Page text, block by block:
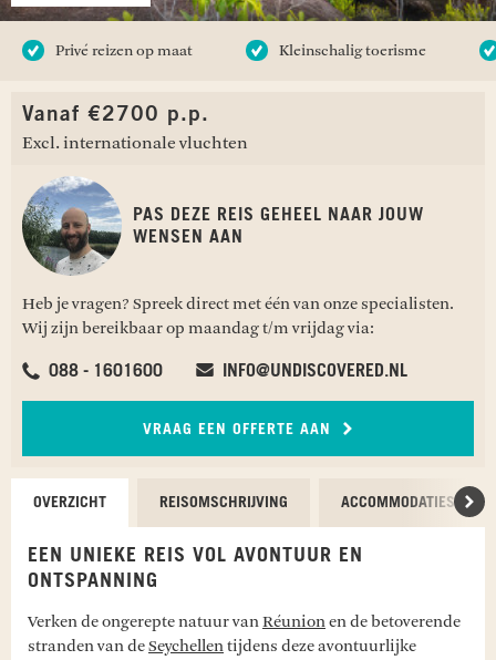
Privé reizen op maat Kleinschalig toerisme
Vanaf €2700 p.p.
Excl. internationale vluchten
PAS DEZE REIS GEHEEL NAAR JOUW
WENSEN AAN
Heb je vragen? Spreek direct met één van onze specialisten.
Wij zijn bereikbaar op maandag t/m vrijdag via:
088 - 1601600 INFO@UNDISCOVERED.NL
VRAAG EEN OFFERTE AAN
OVERZICHT REISOMSCHRIJVING ACCOMMODATIES
EEN UNIEKE REIS VOL AVONTUUR EN
ONTSPANNING
Verken de ongerepte natuur vanRéunionen de betoverende
stranden van deSeychellentijdens deze avontuurlijke